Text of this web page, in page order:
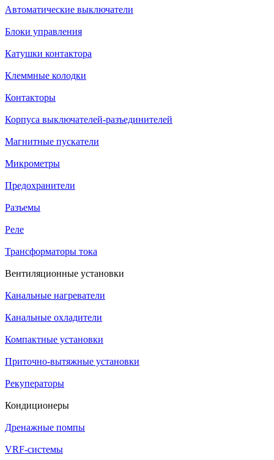
Автоматические выключатели
Блоки управления
Катушки контактора
Клеммные колодки
Контакторы
Корпуса выключателей-разъединителей
Магнитные пускатели
Микрометры
Предохранители
Разъемы
Реле
Трансформаторы тока
Вентиляционные установки
Канальные нагреватели
Канальные охладители
Компактные установки
Приточно-вытяжные установки
Рекуператоры
Кондиционеры
Дренажные помпы
VRF-системы